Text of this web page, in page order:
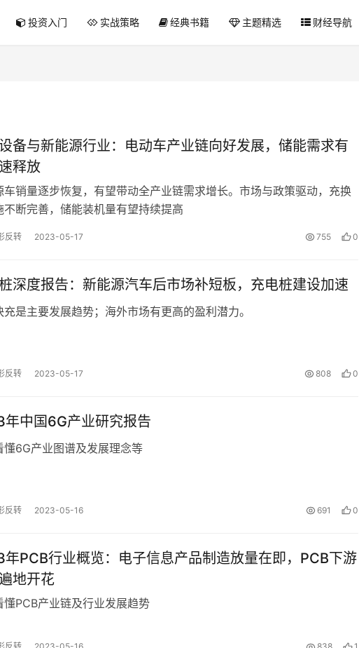
投资入门 实战策略 经典书籍 主题精选 财经导航
备与新能源行业：电动车产业链向好发展，储能需求有
释放
车销量逐步恢复，有望带动全产业链需求增长。市场与政策驱动，充换
不断完善，储能装机量有望持续提高
反转 2023-05-17 755 0
深度报告：新能源汽车后市场补短板，充电桩建设加速
充是主要发展趋势；海外市场有更高的盈利潜力。
反转 2023-05-17 808 0
中国6G产业研究报告
懂6G产业图谱及发展理念等
反转 2023-05-16 691 0
PCB行业概览：电子信息产品制造放量在即，PCB下游
地开花
懂PCB产业链及行业发展趋势